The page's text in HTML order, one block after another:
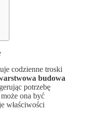
codzienne troski
budowa
potrzebę
ona być
właściwości